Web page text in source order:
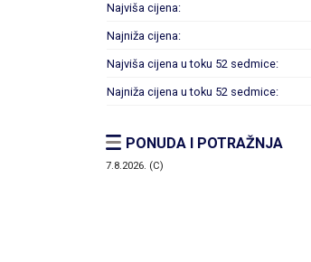
Najviša cijena:
Najniža cijena:
Najviša cijena u toku 52 sedmice:
Najniža cijena u toku 52 sedmice:
PONUDA I POTRAŽNJA
7.8.2026. (C)